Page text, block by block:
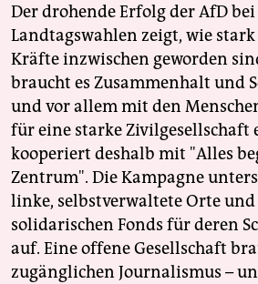
Der drohende Erfolg der AfD
Landtagswahlen zeigt, wie
Kräfte inzwischen geworden
braucht es Zusammenhalt und
und vor allem mit den
für eine starke Zivilgesellschaft
kooperiert deshalb mit "Alles
Zentrum". Die Kampagne
linke, selbstverwaltete Orte
solidarischen Fonds für deren
auf. Eine offene Gesellschaft
zugänglichen Journalismus –